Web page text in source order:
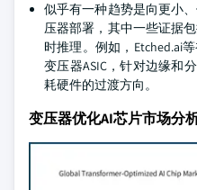
似乎有一种趋势是向更小
压器部署，其中一些证据
时推理。例如，Etched.ai
变压器ASIC，针对边缘和
耗硬件的过渡方向。
变压器优化AI芯片市场分